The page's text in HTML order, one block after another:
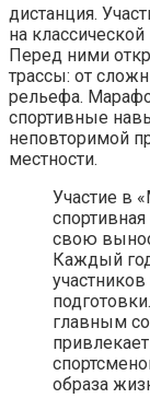
дистанция.
на
Перед ними
трассы: от
рельефа.
спортивные
неповторимой
местности.
Участие в
свою
Каждый
главным
образа